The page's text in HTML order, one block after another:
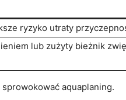
ryzyko utraty
​lub⁤ zużyty bieżnik
aquaplaning.